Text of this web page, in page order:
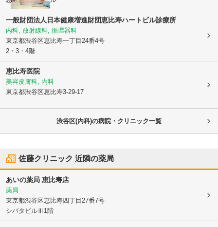
一般財団法人日本健康増進財団恵比寿ハートビル診療所
内科, 放射線科, 循環器科
東京都渋谷区恵比寿一丁目24番4号
2・3・4階
恵比寿医院
美容皮膚科, 内科
東京都渋谷区恵比寿3-29-17
渋谷区(内科)の病院・クリニック一覧
佐藤クリニック 近隣の薬局
あいの薬局 恵比寿店
薬局
東京都渋谷区恵比寿四丁目27番7号
シバタビルⅢ1階